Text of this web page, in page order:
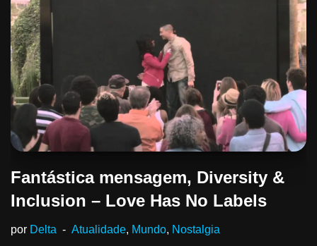
Fantástica mensagem, Diversity &
Inclusion – Love Has No Labels
por Delta Atualidade, Mundo, Nostalgia